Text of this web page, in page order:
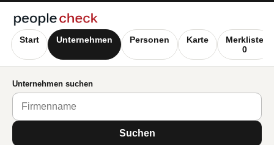
Start Unternehmen Personen Karte
Merkliste
0
Unternehmen suchen
Suchen